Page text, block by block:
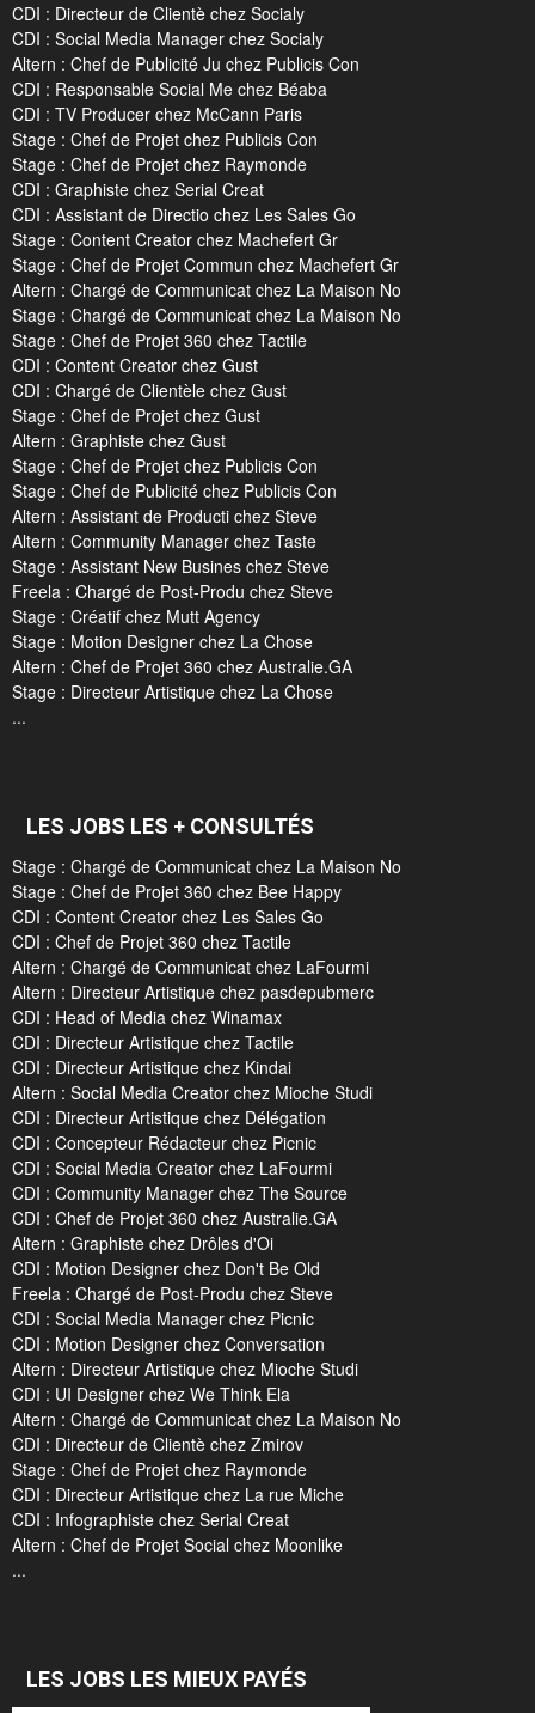
CDI : Directeur de Clientè chez Socialy
CDI : Social Media Manager chez Socialy
Altern : Chef de Publicité Ju chez Publicis Con
CDI : Responsable Social Me chez Béaba
CDI : TV Producer chez McCann Paris
Stage : Chef de Projet chez Publicis Con
Stage : Chef de Projet chez Raymonde
CDI : Graphiste chez Serial Creat
CDI : Assistant de Directio chez Les Sales Go
Stage : Content Creator chez Machefert Gr
Stage : Chef de Projet Commun chez Machefert Gr
Altern : Chargé de Communicat chez La Maison No
Stage : Chargé de Communicat chez La Maison No
Stage : Chef de Projet 360 chez Tactile
CDI : Content Creator chez Gust
CDI : Chargé de Clientèle chez Gust
Stage : Chef de Projet chez Gust
Altern : Graphiste chez Gust
Stage : Chef de Projet chez Publicis Con
Stage : Chef de Publicité chez Publicis Con
Altern : Assistant de Producti chez Steve
Altern : Community Manager chez Taste
Stage : Assistant New Busines chez Steve
Freela : Chargé de Post-Produ chez Steve
Stage : Créatif chez Mutt Agency
Stage : Motion Designer chez La Chose
Altern : Chef de Projet 360 chez Australie.GA
Stage : Directeur Artistique chez La Chose
...
LES JOBS LES + CONSULTÉS
Stage : Chargé de Communicat chez La Maison No
Stage : Chef de Projet 360 chez Bee Happy
CDI : Content Creator chez Les Sales Go
CDI : Chef de Projet 360 chez Tactile
Altern : Chargé de Communicat chez LaFourmi
Altern : Directeur Artistique chez pasdepubmerc
CDI : Head of Media chez Winamax
CDI : Directeur Artistique chez Tactile
CDI : Directeur Artistique chez Kindai
Altern : Social Media Creator chez Mioche Studi
CDI : Directeur Artistique chez Délégation
CDI : Concepteur Rédacteur chez Picnic
CDI : Social Media Creator chez LaFourmi
CDI : Community Manager chez The Source
CDI : Chef de Projet 360 chez Australie.GA
Altern : Graphiste chez Drôles d'Oi
CDI : Motion Designer chez Don't Be Old
Freela : Chargé de Post-Produ chez Steve
CDI : Social Media Manager chez Picnic
CDI : Motion Designer chez Conversation
Altern : Directeur Artistique chez Mioche Studi
CDI : UI Designer chez We Think Ela
Altern : Chargé de Communicat chez La Maison No
CDI : Directeur de Clientè chez Zmirov
Stage : Chef de Projet chez Raymonde
CDI : Directeur Artistique chez La rue Miche
CDI : Infographiste chez Serial Creat
Altern : Chef de Projet Social chez Moonlike
...
LES JOBS LES MIEUX PAYÉS